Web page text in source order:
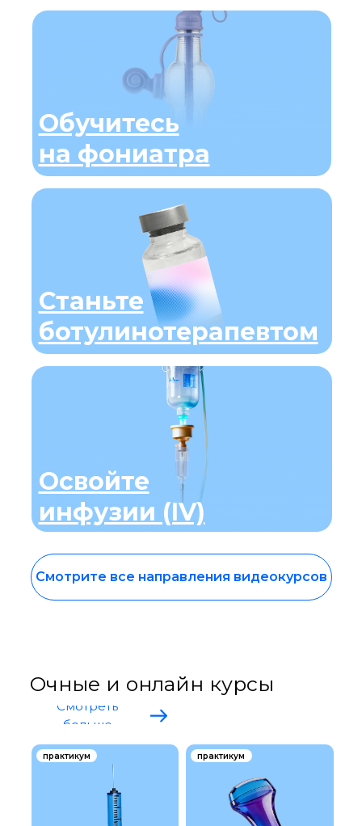
Обучитесь
на фониатра
Освойте
инфузии (IV)
Станьте
ботулинотерапевтом
Смотрите все направления видеокурсов
Очные и онлайн курсы
Смотреть
больше
практикум практикум